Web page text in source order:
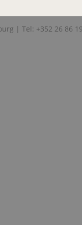
| Tel: +352 26 86